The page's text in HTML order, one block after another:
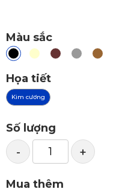
Màu sắc
Họa tiết
Kim cương
Số lượng
- +
Mua thêm